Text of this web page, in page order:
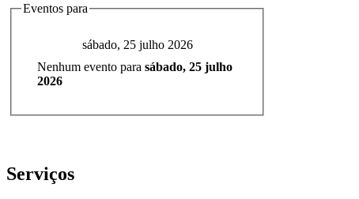
Eventos para
sábado, 25 julho 2026
Nenhum evento para sábado, 25 julho
2026
Serviços